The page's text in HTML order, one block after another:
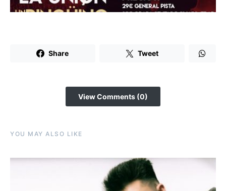
Share Tweet
View Comments (0)
YOU MAY ALSO LIKE